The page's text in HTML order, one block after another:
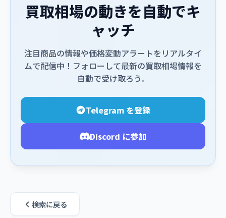
買取相場の動きを自動でキ
ャッチ
注目商品の情報や価格変動アラートをリアルタイ
ムで配信中！フォローして最新の買取相場情報を
自動で受け取ろう。
Telegram を登録
Discord に参加
検索に戻る